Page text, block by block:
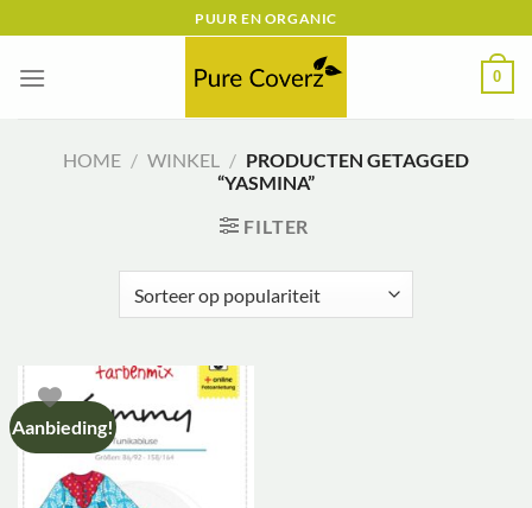
naar
inhoud
PUUR EN ORGANIC
0
HOME / WINKEL / PRODUCTEN GETAGGED
“YASMINA”
FILTER
Aanbieding!